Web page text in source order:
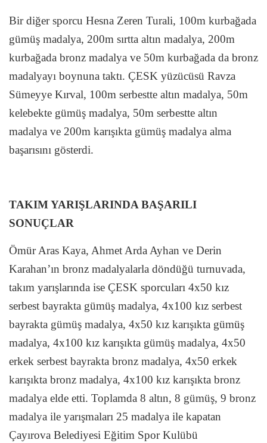
Bir diğer sporcu Hesna Zeren Turali, 100m kurbağada
gümüş madalya, 200m sırtta altın madalya, 200m
kurbağada bronz madalya ve 50m kurbağada da bronz
madalyayı boynuna taktı. ÇESK yüzücüsü Ravza
Sümeyye Kırval, 100m serbestte altın madalya, 50m
kelebekte gümüş madalya, 50m serbestte altın
madalya ve 200m karışıkta gümüş madalya alma
başarısını gösterdi.
TAKIM YARIŞLARINDA BAŞARILI
SONUÇLAR
Ömür Aras Kaya, Ahmet Arda Ayhan ve Derin
Karahan’ın bronz madalyalarla döndüğü turnuvada,
takım yarışlarında ise ÇESK sporcuları 4x50 kız
serbest bayrakta gümüş madalya, 4x100 kız serbest
bayrakta gümüş madalya, 4x50 kız karışıkta gümüş
madalya, 4x100 kız karışıkta gümüş madalya, 4x50
erkek serbest bayrakta bronz madalya, 4x50 erkek
karışıkta bronz madalya, 4x100 kız karışıkta bronz
madalya elde etti. Toplamda 8 altın, 8 gümüş, 9 bronz
madalya ile yarışmaları 25 madalya ile kapatan
Çayırova Belediyesi Eğitim Spor Kulübü